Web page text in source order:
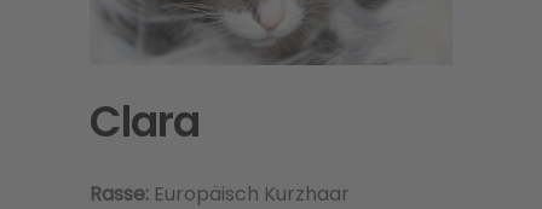
Clara
Rasse: Europäisch Kurzhaar